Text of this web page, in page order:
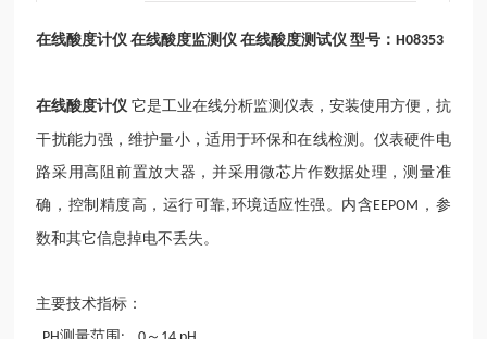
在线酸度计仪 在线酸度监测仪 在线酸度测试仪 型号：H08353
在线酸度计仪 它是工业在线分析监测仪表，安装使用方便，抗
干扰能力强，维护量小，适用于环保和在线检测。仪表硬件电
路采用高阻前置放大器，并采用微芯片作数据处理，测量准
确，控制精度高，运行可靠,环境适应性强。内含 EEPOM ，参
数和其它信息掉电不丢失。
主要技术指标：